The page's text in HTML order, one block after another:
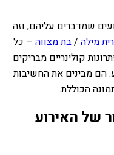
שמדברים עליהם, וזה
מילה /בת מצווה – כל
קולינריים מבריקים
הם מבינים את החשיבות
הכוללת.
של האירוע